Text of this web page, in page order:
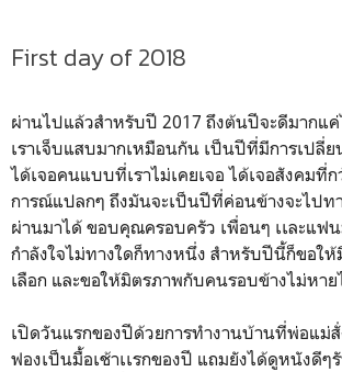
First day of 2018
ผ่านไปแล้วสำหรับปี 2017 ถึงต้นปีจะดีมากแ
เราเจ็บแสบมากเหมือนกัน เป็นปีที่มีการเปลี่
ได้เจอคนแบบที่เราไม่เคยเจอ ได้เจอสังคมที่
การณ์แปลกๆ ถึงมันจะเป็นปีที่ค่อนข้างจะไปท
ผ่านมาได้ ขอบคุณครอบครัว เพื่อนๆ เเละแ
กำลังใจไม่ทางใดก็ทางหนึ่ง สำหรับปีนี้ก็ขอใ
เลือก และขอให้มิตรภาพกับคนรอบข้างไม่หาย
เปิดวันแรกของปีด้วยการทำงานบ้านที่พ่อแม่สั่
ฟองเป็นมื้อเช้าเเรกของปี แถมยังได้ดูหนังดีๆ